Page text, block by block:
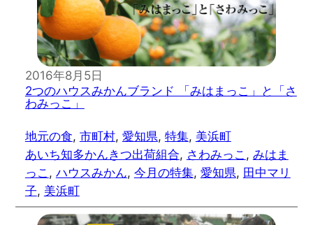
2016年8月5日
2つのハウスみかんブランド 「みはまっこ」と「さ
わみっこ」
地元の食, 市町村, 愛知県, 特集, 美浜町
あいち知多かんきつ出荷組合, さわみっこ , みはま
っこ , ハウスみかん, 今月の特集, 愛知県, 田中マリ
子, 美浜町